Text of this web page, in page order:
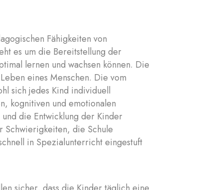
Fähigkeiten von
es um die Bereitstellung der
lernen und wachsen können. Die
eines Menschen. Die vom
sich jedes Kind individuell
kognitiven und emotionalen
die Entwicklung der Kinder
Schwierigkeiten, die Schule
in Spezialunterricht eingestuft